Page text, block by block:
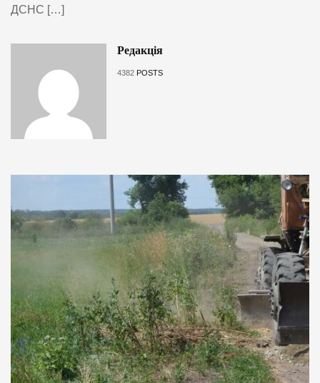
ДСНС […]
Редакція
4382 POSTS